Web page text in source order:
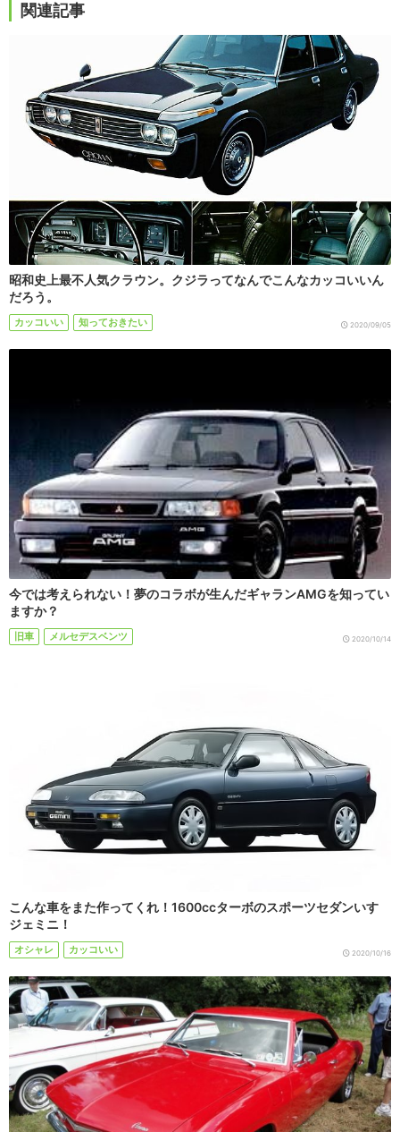
関連記事
昭和史上最不人気クラウン。クジラってなんでこんなカッコいいん
だろう。
カッコいい 知っておきたい 2020/09/05
今では考えられない！夢のコラボが生んだギャランAMGを知ってい
ますか？
旧車 メルセデスベンツ 2020/10/14
こんな車をまた作ってくれ！1600ccターボのスポーツセダンいすゞ
ジェミニ！
オシャレ カッコいい 2020/10/16